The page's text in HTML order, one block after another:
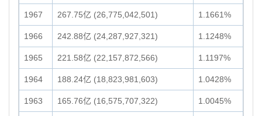
1967 267.75亿 (26,775,042,501) 1.1661%
1966 242.88亿 (24,287,927,321) 1.1248%
1965 221.58亿 (22,157,872,566) 1.1197%
1964 188.24亿 (18,823,981,603) 1.0428%
1963 165.76亿 (16,575,707,322) 1.0045%